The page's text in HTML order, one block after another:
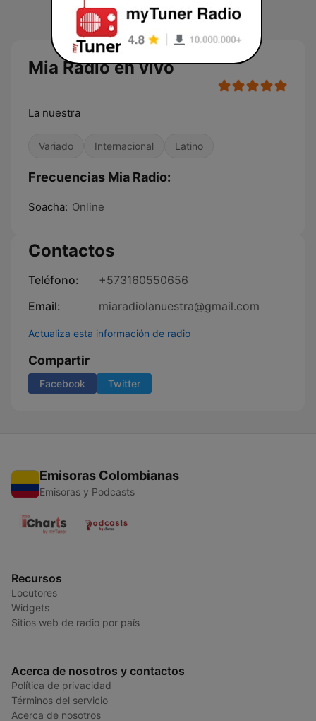
Mia Radio en vivo
La nuestra
Variado Internacional Latino
Frecuencias Mia Radio:
Soacha: Online
Contactos
Teléfono:
+573160550656
Email:
miaradiolanuestra@gmail.com
Actualiza esta información de radio
Compartir
Facebook Twitter
Emisoras Colombianas
Emisoras y Podcasts
Recursos
Locutores
Widgets
Sitios web de radio por país
Acerca de nosotros y contactos
Política de privacidad
Términos del servicio
Acerca de nosotros